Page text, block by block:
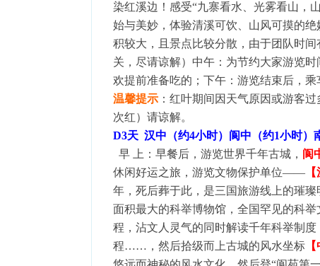
染红溪边！感受“九寨看水、光雾看山，
始与美妙，体验清溪可饮、山风可摸的绝
积较大，且景点比较分散，由于团队时
关，尽请谅解） 中午：为节约大家游览
欢提前准备吃的； 下午：游览结束后，乘
温馨提示 ：红叶期间因天气原因或游客
次红）请谅解。
D3天 汉中（约4小时）阆中（约1小时）
早 上：早餐后，游览世界千年古城， 阆
休闲好运之旅，游览文物保护单位——
年，死后葬于此，是三国旅游线上的璀
面积最大的科举博物馆，全国罕见的科
程，沾文人灵气的同时解读千年科举制
程……，然后拾级而上古城的风水坐标